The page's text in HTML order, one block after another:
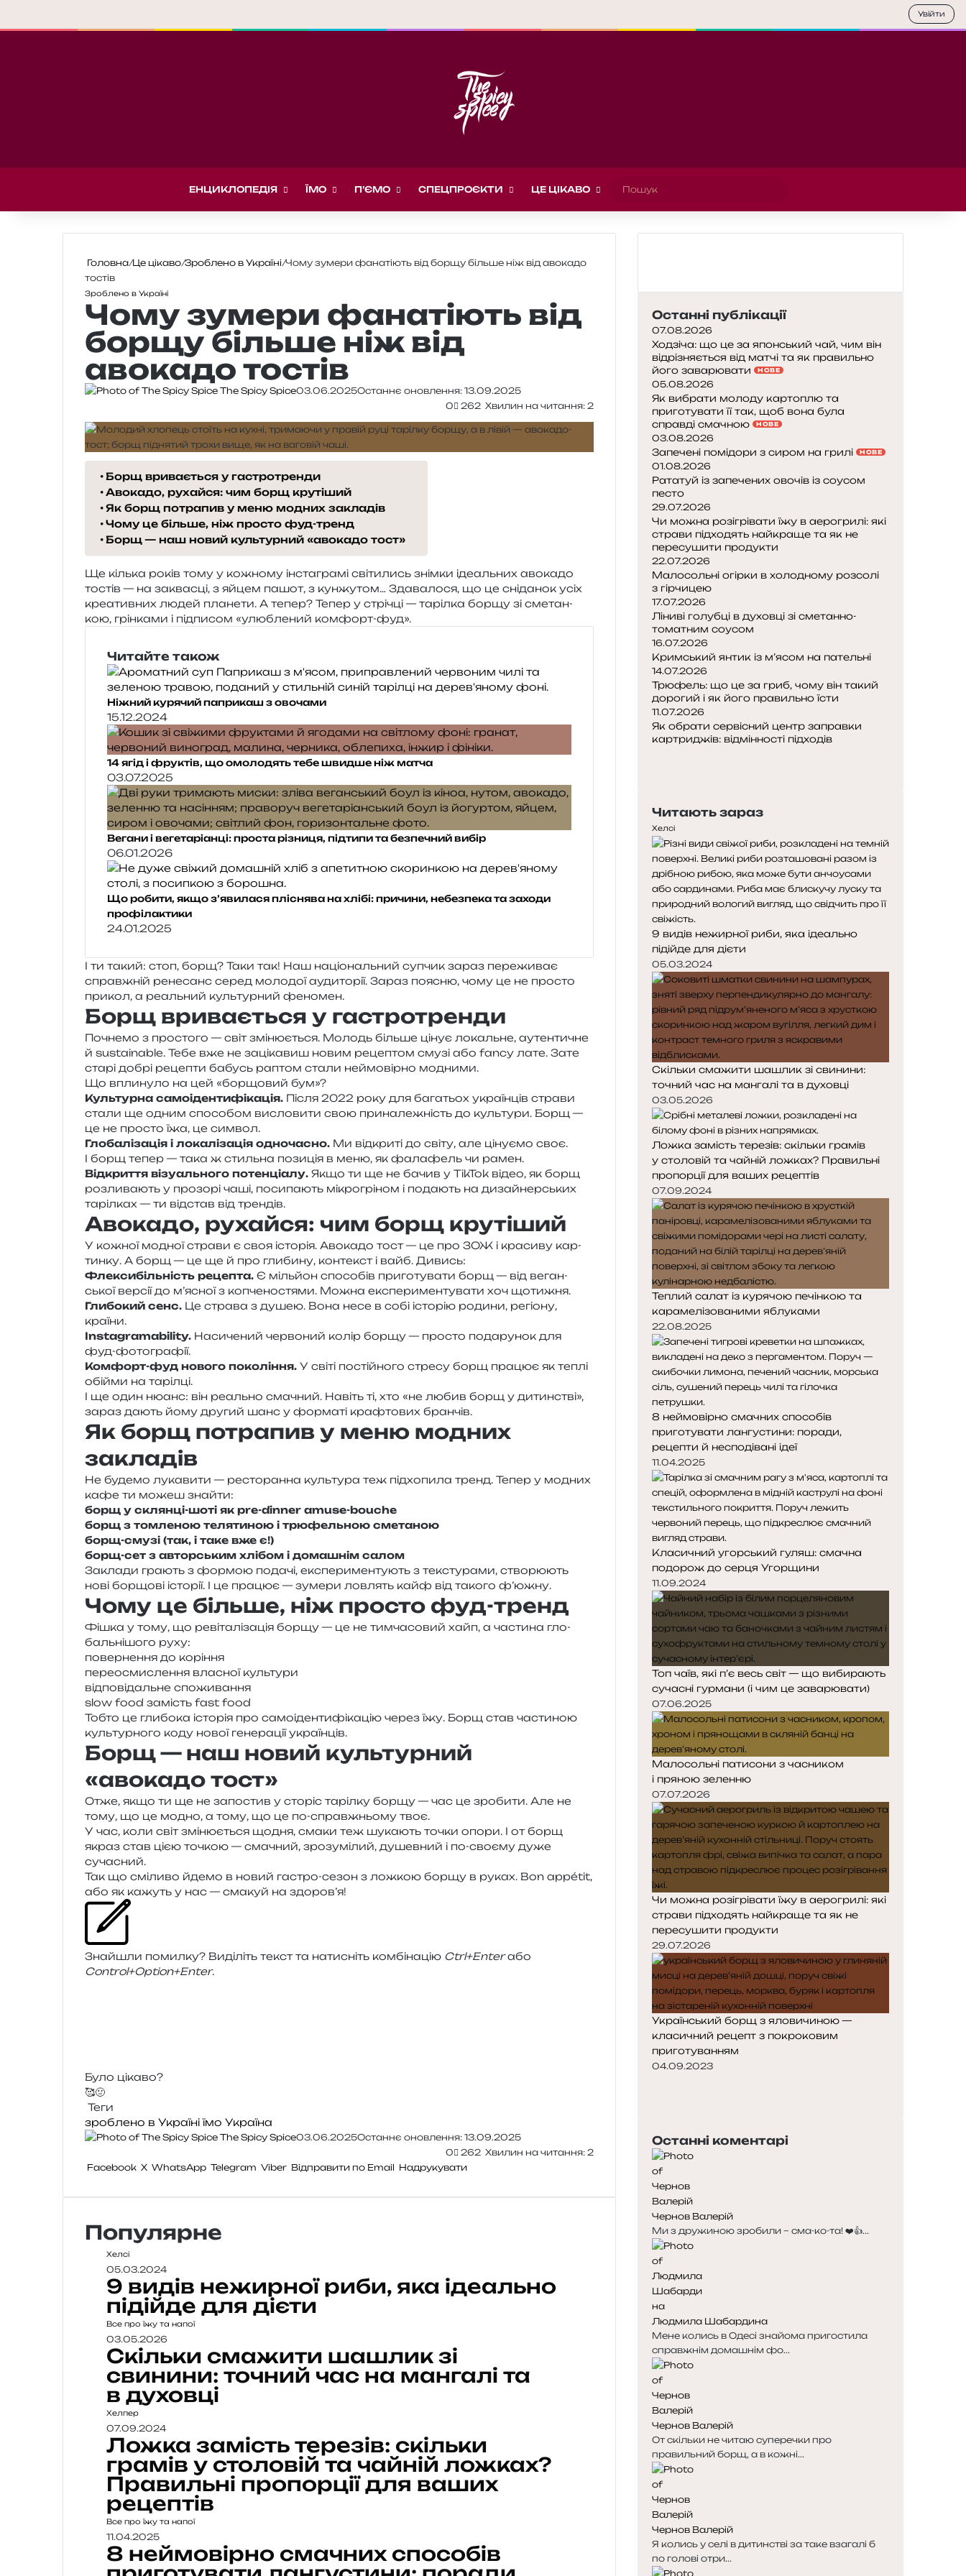
ЕНЦИКЛОПЕДІЯ ЇМО П’ЄМО СПЕЦПРОЄКТИ ЦЕ ЦІКАВО
Головна/Це цікаво/Зроблено в Україні/Чому зумери фанатіють від борщу більше ніж від авокадо
тостів
Зроблено в Україні
Чому зумери фанатіють від
борщу більше ніж від
авокадо тостів
The Spicy Spice03.06.2025Останнє оновлення: 13.09.2025
0
262 Хвилин на читання: 2
Борщ вривається у гастротренди
Авокадо, рухайся: чим борщ крутіший
Як борщ потрапив у меню модних закладів
Чому це більше, ніж просто фуд-тренд
Борщ — наш новий культурний «авокадо тост»
Ще кіль­ка років тому у кожно­му інста­гра­мі сві­ти­лись знім­ки іде­аль­них аво­ка­до
тостів — на заква­сці, з яйцем пашот, з кун­жу­том… Здавалося, що це сні­да­нок усіх
кре­а­тив­них людей пла­не­ти. А тепер? Тепер у стрі­чці — таріл­ка борщу зі сме­тан­
кою, грін­ка­ми і під­пи­сом «улю­бле­ний комфорт-фуд».
Читайте також
Ніжний курячий паприкаш з овочами
15.12.2024
14 ягід і фруктів, що омолодять тебе швидше ніж матча
03.07.2025
Вегани і вегетаріанці: проста різниця, підтипи та безпечний вибір
06.01.2026
Що робити, якщо з’явилася пліснява на хлібі: причини, небезпека та заходи
профілактики
24.01.2025
І ти такий: стоп, борщ? Таки так! Наш націо­наль­ний супчик зараз пере­жи­ває
справ­жній рене­санс серед моло­дої ауди­то­рії. Зараз поясню, чому це не про­сто
при­кол, а реаль­ний куль­тур­ний феномен.
Борщ вривається у гастротренди
Почнемо з про­сто­го — світ змі­ню­є­ться. Молодь біль­ше цінує локаль­не, аутен­ти­чне
й sustainable. Тебе вже не заці­ка­виш новим реце­птом смузі або fancy лате. Зате
старі добрі реце­пти бабусь раптом стали неймо­вір­но модними.
Що впли­ну­ло на цей «бор­що­вий бум»?
Культурна само­і­ден­ти­фі­ка­ція. Після 2022 року для бага­тьох укра­їн­ців стра­ви
стали ще одним спосо­бом висло­ви­ти свою при­на­ле­жність до куль­ту­ри. Борщ —
це не про­сто їжа, це символ.
Глобалізація і лока­лі­за­ція одно­ча­сно. Ми від­кри­ті до світу, але ціну­є­мо своє.
І борщ тепер — така ж стиль­на пози­ція в меню, як фала­фель чи рамен.
Відкриття візу­аль­но­го потен­ці­а­лу. Якщо ти ще не бачив у TikTok відео, як борщ
роз­ли­ва­ють у про­зо­рі чаші, поси­па­ють мікро­грі­ном і пода­ють на дизай­нер­ських
таріл­ках — ти від­став від трендів.
Авокадо, рухайся: чим борщ крутіший
У кожної модної стра­ви є своя істо­рія. Авокадо тост — це про ЗОЖ і кра­си­ву кар­
тин­ку. А борщ — це ще й про гли­би­ну, кон­текст і вайб. Дивись:
Флексибільність реце­пта. Є міль­йон спосо­бів при­го­ту­ва­ти борщ — від веган­
ської вер­сії до м’ясної з копче­но­стя­ми. Можна екс­пе­ри­мен­ту­ва­ти хоч щотижня.
Глибокий сенс. Це стра­ва з душею. Вона несе в собі істо­рію роди­ни, регіо­ну,
країни.
Instagramability. Насичений чер­во­ний колір борщу — про­сто пода­ру­нок для
фуд-фотографії.
Комфорт-фуд ново­го поко­лі­н­ня. У світі постій­но­го стре­су борщ пра­цює як теплі
обійми на тарілці.
І ще один нюанс: він реаль­но сма­чний. Навіть ті, хто «не любив борщ у дитин­стві»,
зараз дають йому дру­гий шанс у фор­ма­ті кра­фто­вих бранчів.
Як борщ потрапив у меню модних
закладів
Не буде­мо лука­ви­ти — ресто­ран­на куль­ту­ра теж під­хо­пи­ла тренд. Тепер у модних
кафе ти можеш знайти:
борщ у склян­ці-шоті як pre-dinner amuse-bouche
борщ з том­ле­ною теля­ти­ною і трю­фель­ною сметаною
борщ-смузі (так, і таке вже є!)
борщ-сет з автор­ським хлі­бом і дома­шнім салом
Заклади гра­ють з фор­мою пода­чі, екс­пе­ри­мен­ту­ють з текс­ту­ра­ми, ство­рю­ють
нові бор­що­ві істо­рії. І це пра­цює — зуме­ри лов­лять кайф від тако­го ф’южну.
Чому це більше, ніж просто фуд-тренд
Фішка у тому, що реві­та­лі­за­ція борщу — це не тим­ча­со­вий хайп, а части­на гло­
баль­ні­шо­го руху:
повер­не­н­ня до коріння
пере­о­сми­сле­н­ня вла­сної культури
від­по­від­аль­не споживання
slow food замість fast food
Тобто це гли­бо­ка істо­рія про само­і­ден­ти­фі­ка­цію через їжу. Борщ став части­ною
куль­тур­но­го коду нової гене­ра­ції українців.
Борщ — наш новий культурний
«авокадо тост»
Отже, якщо ти ще не запо­стив у сто­ріс таріл­ку борщу — час це зро­би­ти. Але не
тому, що це модно, а тому, що це по-справ­жньо­му твоє.
У час, коли світ змі­ню­є­ться щодня, смаки теж шука­ють точки опори. І от борщ
якраз став цією точкою — сма­чний, зро­зумі­лий, душев­ний і по-сво­є­му дуже
сучасний.
Так що смі­ли­во йдемо в новий гастро-сезон з лож­кою борщу в руках. Bon appétit,
або як кажуть у нас — сма­куй на здоров’я!
Знайшли помил­ку? Виділіть текст та нати­сніть ком­бі­на­цію Ctrl+Enterабо
Control+Option+Enter.
Було цікаво?
🥰🤢
Теги
зроблено в Україні їмо Україна
The Spicy Spice03.06.2025Останнє оновлення: 13.09.2025
0
262 Хвилин на читання: 2
Facebook X WhatsApp Telegram Viber Відправити по Email Надрукувати
Популярне
Хелсі
05.03.2024
9 видів нежирної риби, яка ідеально
підійде для дієти
Все про їжу та напої
03.05.2026
Скільки смажити шашлик зі
свинини: точний час на мангалі та
в духовці
Хелпер
07.09.2024
Ложка замість терезів: скільки
грамів у столовій та чайній ложках?
Правильні пропорції для ваших
рецептів
Все про їжу та напої
11.04.2025
8 неймовірно смачних способів
Останні публікації
07.08.2026
Ходзіча: що це за японський чай, чим він
відрізняється від матчі та як правильно
його заварювати
НОВЕ
05.08.2026
Як вибрати молоду картоплю та
приготувати її так, щоб вона була
справді смачною
НОВЕ
03.08.2026
Запечені помідори з сиром на грилі НОВЕ
01.08.2026
Рататуй із запечених овочів із соусом
песто
29.07.2026
Чи можна розігрівати їжу в аерогрилі: які
страви підходять найкраще та як не
пересушити продукти
22.07.2026
Малосольні огірки в холодному розсолі
з гірчицею
17.07.2026
Ліниві голубці в духовці зі сметанно-
томатним соусом
16.07.2026
Кримський янтик із м’ясом на пательні
14.07.2026
Трюфель: що це за гриб, чому він такий
дорогий і як його правильно їсти
11.07.2026
Як обрати сервісний центр заправки
картриджів: відмінності підходів
Читають зараз
Хелсі
9 видів нежирної риби, яка ідеально
підійде для дієти
05.03.2024
Скільки смажити шашлик зі свинини:
точний час на мангалі та в духовці
03.05.2026
Ложка замість терезів: скільки грамів
у столовій та чайній ложках? Правильні
пропорції для ваших рецептів
07.09.2024
Теплий салат із курячою печінкою та
карамелізованими яблуками
22.08.2025
8 неймовірно смачних способів
приготувати лангустини: поради,
рецепти й несподівані ідеї
11.04.2025
Класичний угорський гуляш: смачна
подорож до серця Угорщини
11.09.2024
Топ чаїв, які п’є весь світ — що вибирають
сучасні гурмани (і чим це заварювати)
07.06.2025
Малосольні патисони з часником
і пряною зеленню
07.07.2026
Чи можна розігрівати їжу в аерогрилі: які
страви підходять найкраще та як не
пересушити продукти
29.07.2026
Український борщ з яловичиною —
класичний рецепт з покроковим
приготуванням
04.09.2023
Останні коментарі
Чернов Валерій
Ми з дружиною зробили – сма-ко-та! ❤️👍...
Людмила Шабардина
Мене колись в Одесі знайома пригостила
справжнім домашнім фо...
Чернов Валерій
От скільки не читаю суперечки про
правильний борщ, а в кожні...
Чернов Валерій
Я колись у селі в дитинстві за таке взагалі б
по голові отри...
Увійти